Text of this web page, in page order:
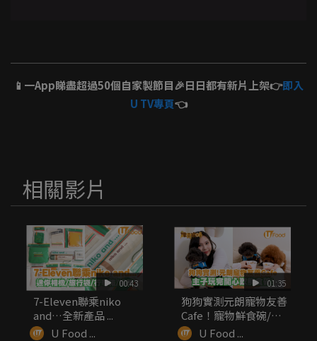
📱一App睇盡超過50個自家製節目🎉日日都有新片上架👉即入
U TV專頁👈
相關影片
00:43
7-Eleven聯乘niko
and…全新產品 ...
U Food ...
01:35
狗狗實測元朗寵物友善
Cafe！寵物鮮食碗/嫩
滑厚...
U Food ...